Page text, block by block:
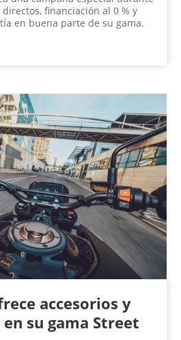
financiación al 0 % y
en buena parte de su gama.
accesorios y
su gama Street